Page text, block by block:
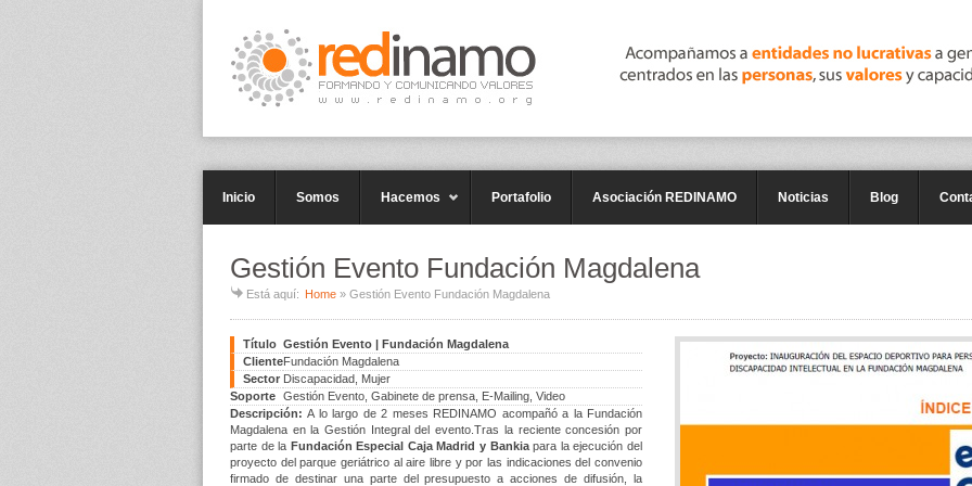
Inicio Somos Hacemos Portafolio Asociación REDINAMO Noticias Blog
Gestión Evento Fundación Magdalena
Está aquí: Home » Gestión Evento Fundación Magdalena
Título Gestión Evento | Fundación Magdalena
ClienteFundación Magdalena
Sector Discapacidad, Mujer
Soporte Gestión Evento, Gabinete de prensa, E-Mailing, Video
Descripción:A lo largo de 2 meses REDINAMO acompañó a la Fundación
Magdalena en la Gestión Integral del evento.Tras la reciente concesión por
parte de la Fundación Especial Caja Madrid y Bankiapara la ejecución del
proyecto del parque geriátrico al aire libre y por las indicaciones del convenio
firmado de destinar una parte del presupuesto a acciones de difusión, la